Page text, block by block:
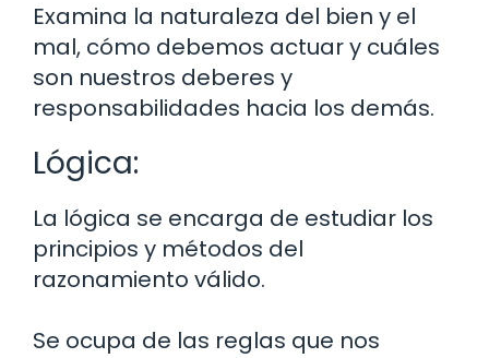
Examina la naturaleza del bien y el
mal, cómo debemos actuar y cuáles
son nuestros deberes y
responsabilidades hacia los demás.
Lógica:
La lógica se encarga de estudiar los
principios y métodos del
razonamiento válido.
Se ocupa de las reglas que nos